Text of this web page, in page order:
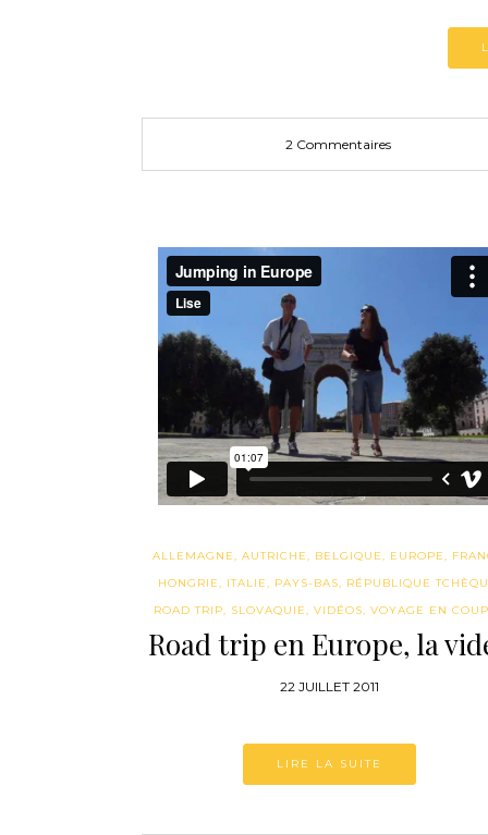
2 Commentaires
ALLEMAGNE, AUTRICHE, BELGIQUE, EUROPE,
HONGRIE, ITALIE, PAYS-BAS, RÉPUBLIQUE
ROAD TRIP, SLOVAQUIE, VIDÉOS, VOYAGE EN
Road trip en Europe, la
22 JUILLET 2011
LIRE LA SUITE